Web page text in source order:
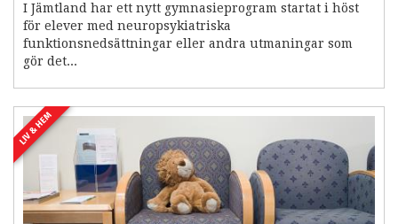
I Jämtland har ett nytt gymnasieprogram startat i höst
för elever med neuropsykiatriska
funktionsnedsättningar eller andra utmaningar som
gör det...
LIV & HEM